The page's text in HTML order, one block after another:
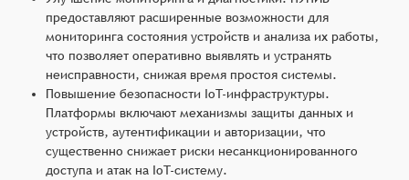
предоставляют расширенные возможности для
мониторинга состояния устройств и анализа их работы,
что позволяет оперативно выявлять и устранять
неисправности, снижая время простоя системы.
Повышение безопасности IoT-инфраструктуры.
Платформы включают механизмы защиты данных и
устройств, аутентификации и авторизации, что
существенно снижает риски несанкционированного
доступа и атак на IoT-систему.